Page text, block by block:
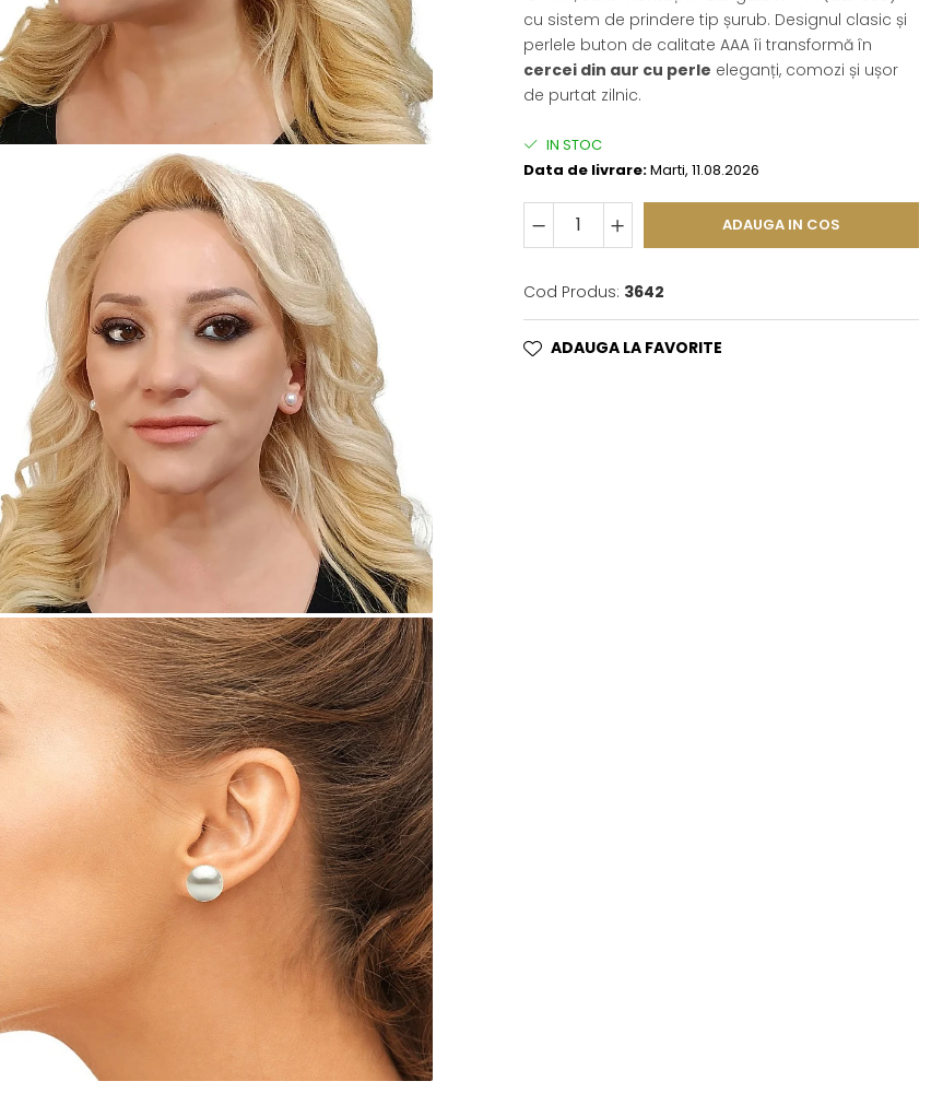
cu sistem de prindere tip șurub. Designul clasic și
perlele buton de calitate AAA îi transformă în
cercei din aur cu perle eleganți, comozi și ușor
de purtat zilnic.
IN STOC
Data de livrare:Marti, 11.08.2026
ADAUGA IN COS
Cod Produs: 3642
ADAUGA LA FAVORITE